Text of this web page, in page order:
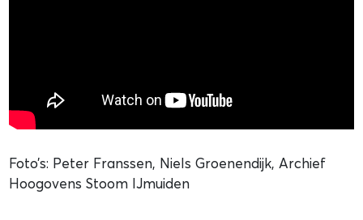
Foto’s: Peter Franssen, Niels Groenendijk, Archief
Hoogovens Stoom IJmuiden